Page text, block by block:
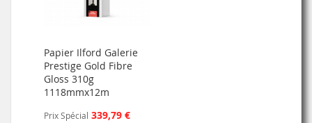
Papier Ilford Galerie
Prestige Gold Fibre
Gloss 310g
1118mmx12m
Prix Spécial 339,79 €